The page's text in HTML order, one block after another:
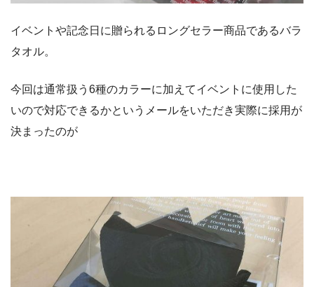
イベントや記念日に贈られるロングセラー商品であるバラ
タオル。
今回は通常扱う6種のカラーに加えてイベントに使用した
いので対応できるかというメールをいただき実際に採用が
決まったのが